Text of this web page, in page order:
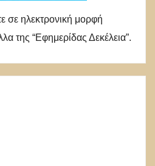
σε ηλεκτρονική μορφή
της “Εφημερίδας Δεκέλεια”.